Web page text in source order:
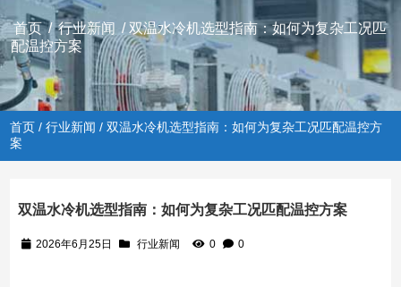
首页/行业新闻 / 双温水冷机选型指南：如何为复杂工况匹
配温控方案
首页 /行业新闻 / 双温水冷机选型指南：如何为复杂工况匹配温控方
案
双温水冷机选型指南：如何为复杂工况匹配温控方案
2026年6月25日 行业新闻 0 0